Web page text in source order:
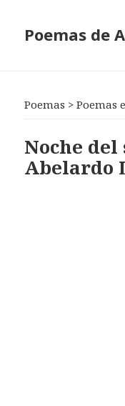
Poemas de
Poemas >Poemas
Noche
Abelardo